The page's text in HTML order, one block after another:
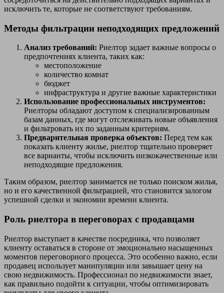
исключить те, которые не соответствуют требованиям.
Методы фильтрации неподходящих предложений
Анализ требований: Риелтор задает важные вопросы о
предпочтениях клиента, таких как:
местоположение
количество комнат
бюджет
инфраструктура и другие важные характеристики
Использование профессиональных инструментов:
Риелторы обладают доступом к специализированным
базам данных, где могут отслеживать новые объявления
и фильтровать их по заданным критериям.
Предварительная проверка объектов: Перед тем как
показать клиенту жилье, риелтор тщательно проверяет
все варианты, чтобы исключить низкокачественные или
неподходящие предложения.
Таким образом, риелтор занимается не только поиском жилья,
но и его качественной фильтрацией, что становится залогом
успешной сделки и экономии времени клиента.
Роль риелтора в переговорах с продавцами
Риелтор выступает в качестве посредника, что позволяет
клиенту оставаться в стороне от эмоционально насыщенных
моментов переговорного процесса. Это особенно важно, если
продавец использует манипуляции или завышает цену на
свою недвижимость. Профессионал по недвижимости знает,
как правильно подойти к ситуации, чтобы оптимизировать